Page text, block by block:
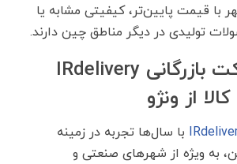
با قیمت پایین‌تر، کیفیتی مشابه یا
تولیدی در دیگر مناطق چین دارند.
خدمات شرکت بازرگانی IRdelivery
از ونژو
با سال‌ها تجربه در زمینه
به ‌ویژه از شهرهای صنعتی و